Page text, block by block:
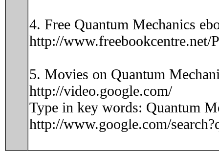
4. Free Quantum Mechanics
http://www.freebookcentre.net/
5. Movies on Quantum
http://video.google.com/
Type in key words: Quantum
http://www.google.com/